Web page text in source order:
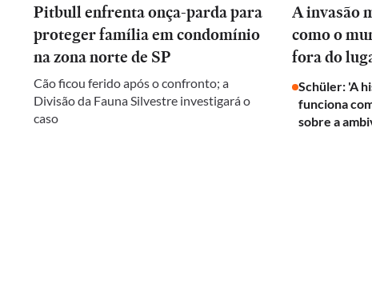
Pitbull enfrenta onça-parda para
proteger família em condomínio
na zona norte de SP
Cão ficou ferido após o confronto; a
Divisão da Fauna Silvestre investigará o
caso
A invasão
como o
fora do
Schüler: 'A
funciona
sobre a